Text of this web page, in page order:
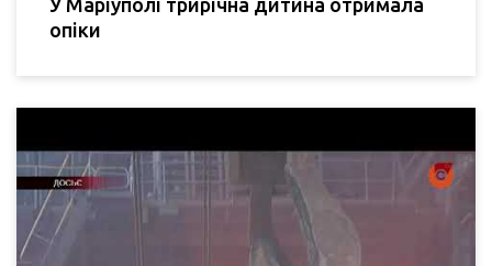
У Маріуполі трирічна дитина отримала
опіки